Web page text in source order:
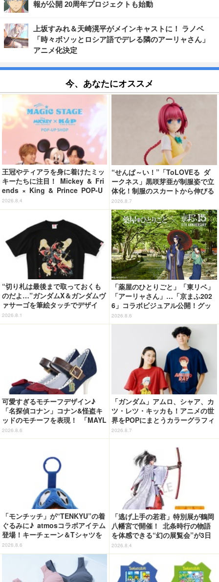
報が公開 20周年プロジェクトも始動
上坂すみれ＆天崎滉平がメインキャストに！ ラノベ
「時々ボソッとロシア語でデレる隣のアーリャさん」
アニメ化決定
今、あなたにオススメ
王冠やティアラを身に着けたミッ
キーたちに注目！ Mickey & Fri
ends × King & Prince POP-U
P SHOP「MAGIC STAGE」に新
商品登場
2026.8.4
“せんぱ～い！”「ToLOVEる ダ
ークネス」黒咲芽亜が制服姿で立
体化！制服のスカートから伸びる
下半身のプロポーションの再現が
アツい！
2026.8.7
“切り札は最後まで取っておくも
のだよ…”ガンダムX＆ガンダムヴ
ァサーゴを筆絵タッチでデザイ
ン！「ガンダムX」Tシャツ発売
2026.8.1
「薬屋のひとりごと」「東リベ」
「アーリャさん」…「京まふ202
6」コラボビジュアル公開！グッ
ズなどの最新情報も
2026.8.6
可愛すぎるモチーフデザイン♪
「名探偵コナン」コナン&怪盗キ
ッドのモチーフを表現！ 「MAYL
A」パンプスがセール実施中【3
0％オフセール】
2026.8.6
「ガンダム」アムロ、シャア、カ
ツ・レツ・キッカも！アニメの世
界をPOPにまとうカラーグラフィ
ックTシャツが新登場
2026.8.7
「モンチッチ」が“TENKYU”の着
ぐるみに♪ atmosコラボアイテム
登場！キーチェーン＆Tシャツを
展開
2026.8.6
「逃げ上手の若君」特別展が鶴岡
八幡宮で開催！ 北条時行の物語
を体感できる“幻の展覧会”が3日
間限定で登場【8/28～30】
2026.8.4